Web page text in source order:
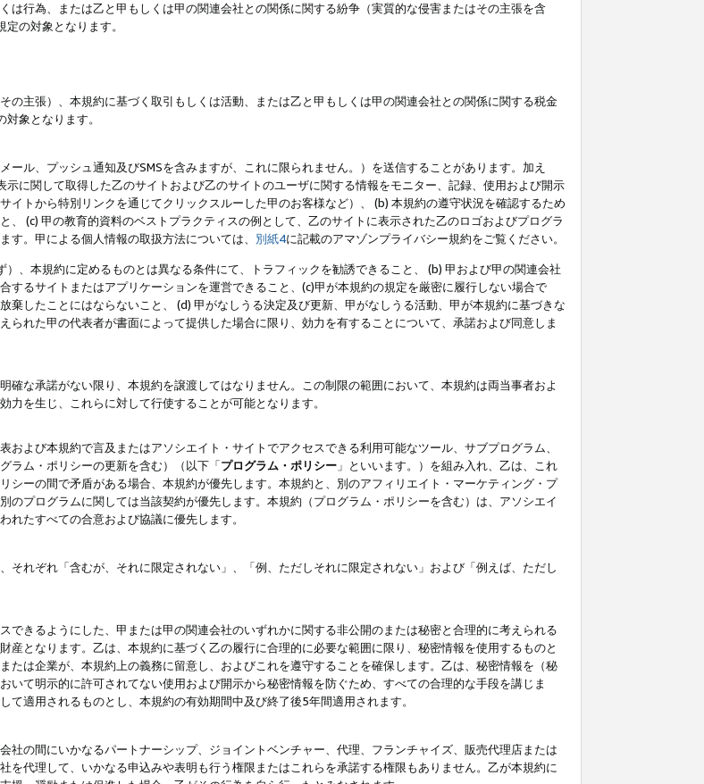
は行為、または乙と甲もしくは甲の関連会社との関係に関する紛争（実質的な侵害またはその主張を含
の対象となります。
の主張）、本規約に基づく取引もしくは活動、または乙と甲もしくは甲の関連会社との関係に関する税金
象となります。
ル、プッシュ通知及びSMSを含みますが、これに限られません。）を送信することがあります。加え
に関して取得した乙のサイトおよび乙のサイトのユーザに関する情報をモニター、記録、使用および開示
トから特別リンクを通じてクリックスルーした甲のお客様など）、 (b) 本規約の遵守状況を確認するため
(c) 甲の教育的資料のベストプラクティスの例として、乙のサイトに表示された乙のロゴおよびプログラ
。甲による個人情報の取扱方法については、 別紙4に記載のアマゾンプライバシー規約をご覧ください。
、本規約に定めるものとは異なる条件にて、トラフィックを勧誘できること、 (b) 甲および甲の関連会社
るサイトまたはアプリケーションを運営できること、(c)甲が本規約の規定を厳密に履行しない場合で
棄したことにはならないこと、 (d) 甲がなしうる決定及び更新、甲がなしうる活動、甲が本規約に基づきな
られた甲の代表者が書面によって提供した場合に限り、効力を有することについて、承諾および同意しま
な承諾がない限り、本規約を譲渡してはなりません。この制限の範囲において、本規約は両当事者およ
を生じ、これらに対して行使することが可能となります。
よび本規約で言及またはアソシエイト・サイトでアクセスできる利用可能なツール、サブプログラム、
ラム・ポリシーの更新を含む）（以下「プログラム・ポリシー 」といいます。）を組み入れ、乙は、これ
シーの間で矛盾がある場合、本規約が優先します。本規約と、別のアフィリエイト・マーケティング・プ
のプログラムに関しては当該契約が優先します。本規約（プログラム・ポリシーを含む）は、アソシエイ
れたすべての合意および協議に優先します。
れぞれ「含むが、それに限定されない」、「例、ただしそれに限定されない」および「例えば、ただし
できるようにした、甲または甲の関連会社のいずれかに関する非公開のまたは秘密と合理的に考えられる
産となります。乙は、本規約に基づく乙の履行に合理的に必要な範囲に限り、秘密情報を使用するものと
たは企業が、本規約上の義務に留意し、およびこれを遵守することを確保します。乙は、秘密情報を（秘
て明示的に許可されてない使用および開示から秘密情報を防ぐため、すべての合理的な手段を講じま
適用されるものとし、本規約の有効期間中及び終了後5年間適用されます。
社の間にいかなるパートナーシップ、ジョイントベンチャー、代理、フランチャイズ、販売代理店または
を代理して、いかなる申込みや表明も行う権限またはこれらを承諾する権限もありません。乙が本規約に